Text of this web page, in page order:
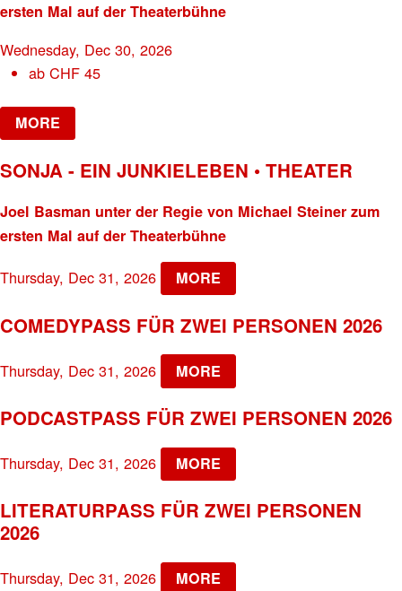
ersten Mal auf der Theaterbühne
Wednesday, Dec 30, 2026
abCHF 45
MORE
SONJA - EIN JUNKIELEBEN • THEATER
Joel Basman unter der Regie von Michael Steiner zum
ersten Mal auf der Theaterbühne
Thursday, Dec 31, 2026 MORE
COMEDYPASS FÜR ZWEI PERSONEN 2026
Thursday, Dec 31, 2026 MORE
PODCASTPASS FÜR ZWEI PERSONEN 2026
Thursday, Dec 31, 2026 MORE
LITERATURPASS FÜR ZWEI PERSONEN
2026
Thursday, Dec 31, 2026 MORE